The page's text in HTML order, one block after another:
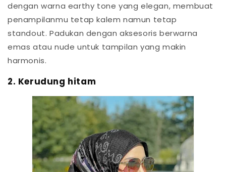
dengan warna earthy tone yang elegan, membuat
penampilanmu tetap kalem namun tetap
standout. Padukan dengan aksesoris berwarna
emas atau nude untuk tampilan yang makin
harmonis.
2. Kerudung hitam